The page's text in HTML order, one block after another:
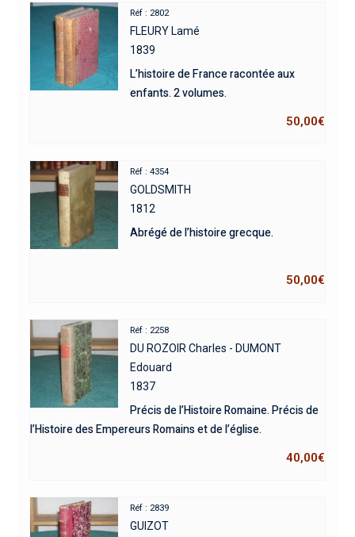
Réf : 2802
FLEURY Lamé
1839
L’histoire de France racontée aux
enfants. 2 volumes.
50,00€
Réf : 4354
GOLDSMITH
1812
Abrégé de l’histoire grecque.
50,00€
Réf : 2258
DU ROZOIR Charles - DUMONT
Edouard
1837
Précis de l’Histoire Romaine. Précis de
l’Histoire des Empereurs Romains et de l’église.
40,00€
Réf : 2839
GUIZOT